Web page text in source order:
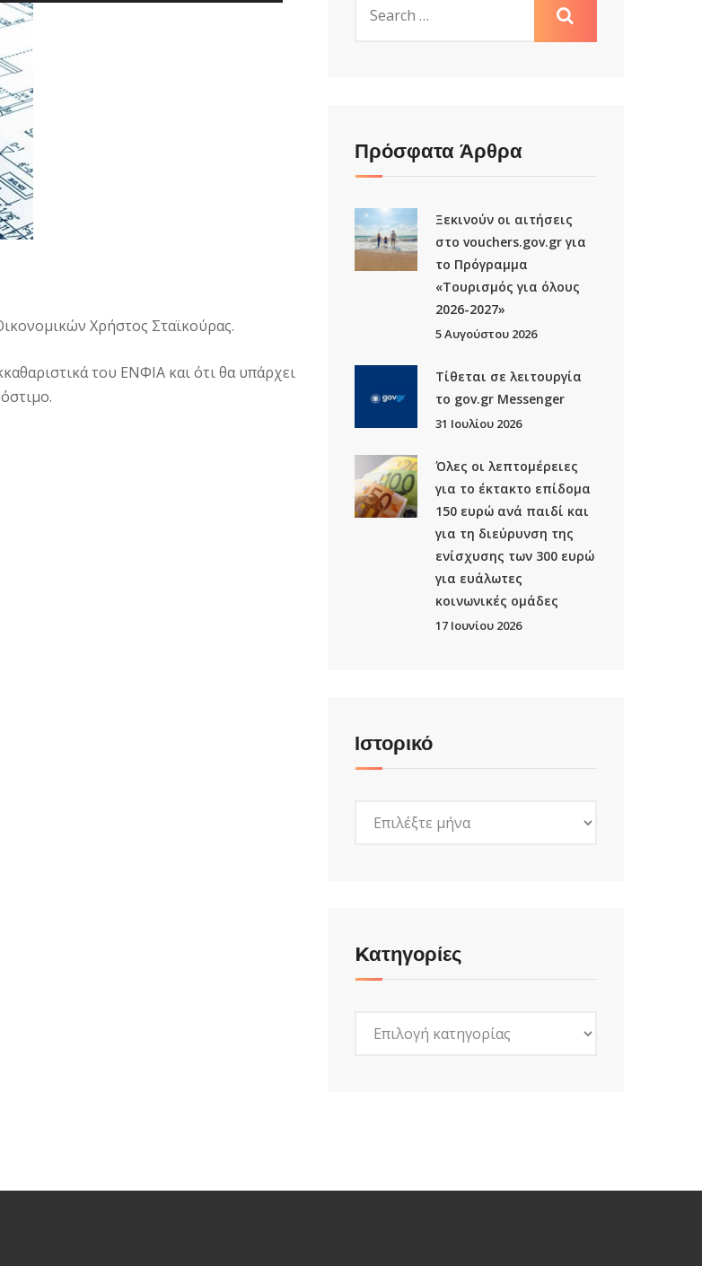
Χρήστος Σταϊκούρας.
του ΕΝΦΙΑ και ότι θα υπάρχει
Πρόσφατα Άρθρα
Ξεκινούν οι αιτήσεις
στο vouchers.gov.gr για
το Πρόγραμμα
«Τουρισμός για όλους
2026-2027»
5 Αυγούστου 2026
Τίθεται σε λειτουργία
το gov.gr Μessenger
31 Ιουλίου 2026
Όλες οι λεπτομέρειες
για το έκτακτο επίδομα
150 ευρώ ανά παιδί και
για τη διεύρυνση της
ενίσχυσης των 300 ευρώ
για ευάλωτες
κοινωνικές ομάδες
17 Ιουνίου 2026
Ιστορικό
Kατηγορίες